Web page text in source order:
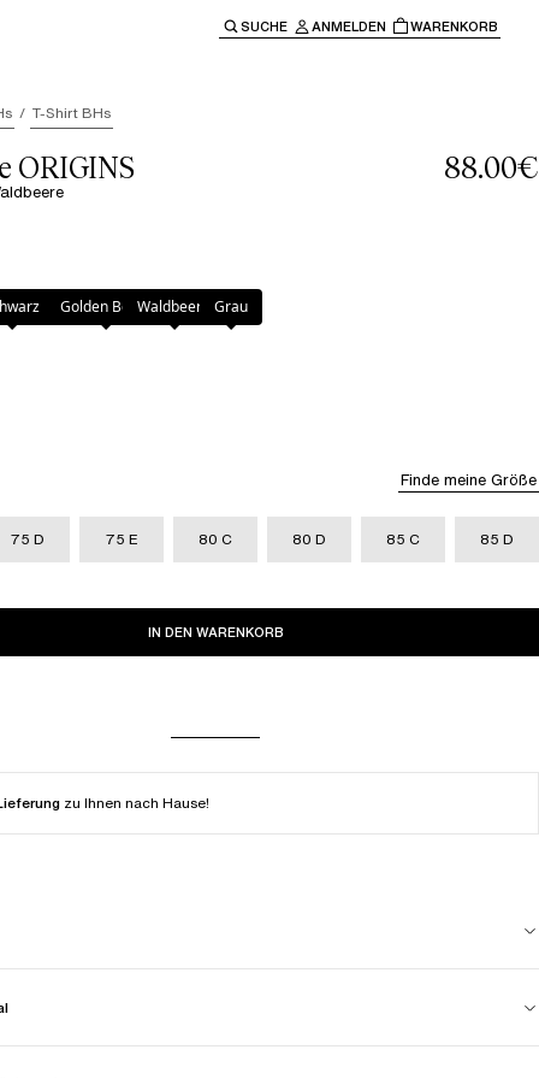
oder "Escape" um zur Hauptnavigation
SUCHE ANMELDEN WARENKORB
T-Shirt BHs
ORIGINS 88.00€
Golden BeigeWaldbeere Grau
Finde meine Größe
75 D 75 E 80 C 80 D 85 C 85 D
IN DEN WARENKORB
zu Ihnen nach Hause!